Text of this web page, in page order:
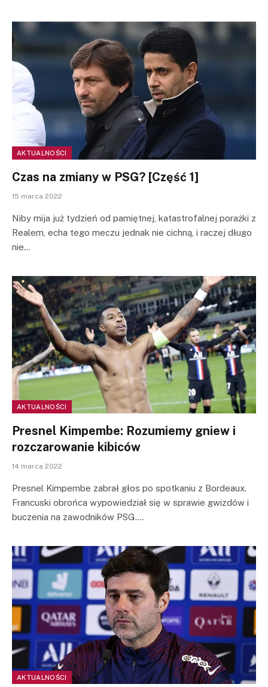
AKTUALNOŚCI
Czas na zmiany w PSG? [Część 1]
15 marca 2022
Niby mija już tydzień od pamiętnej, katastrofalnej porażki z
Realem, echa tego meczu jednak nie cichną, i raczej długo
nie…
AKTUALNOŚCI
Presnel Kimpembe: Rozumiemy gniew i
rozczarowanie kibiców
14 marca 2022
Presnel Kimpembe zabrał głos po spotkaniu z Bordeaux.
Francuski obrońca wypowiedział się w sprawie gwizdów i
buczenia na zawodników PSG.…
AKTUALNOŚCI